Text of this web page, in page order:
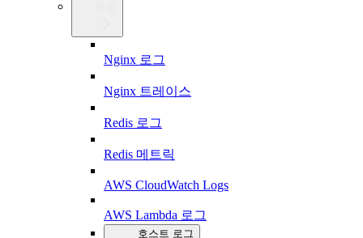
Nginx 로그
Nginx 트레이스
Redis 로그
Redis 메트릭
AWS CloudWatch Logs
AWS Lambda 로그
호스트 로그